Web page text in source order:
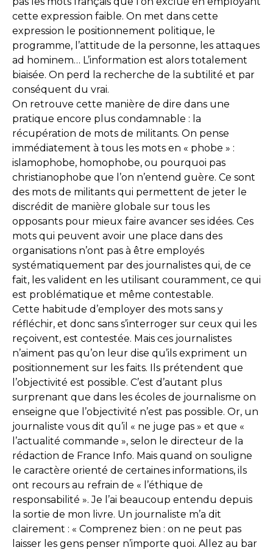
cette expression faible. On met dans cette
expression le positionnement politique, le
programme, l’attitude de la personne, les attaques
ad hominem… L’information est alors totalement
biaisée. On perd la recherche de la subtilité et par
conséquent du vrai.
On retrouve cette manière de dire dans une
pratique encore plus condamnable : la
récupération de mots de militants. On pense
immédiatement à tous les mots en « phobe » :
islamophobe, homophobe, ou pourquoi pas
christianophobe que l’on n’entend guère. Ce sont
des mots de militants qui permettent de jeter le
discrédit de manière globale sur tous les
opposants pour mieux faire avancer ses idées. Ces
mots qui peuvent avoir une place dans des
organisations n’ont pas à être employés
systématiquement par des journalistes qui, de ce
fait, les valident en les utilisant couramment, ce qui
est problématique et même contestable.
Cette habitude d’employer des mots sans y
réfléchir, et donc sans s’interroger sur ceux qui les
reçoivent, est contestée. Mais ces journalistes
n’aiment pas qu’on leur dise qu’ils expriment un
positionnement sur les faits. Ils prétendent que
l’objectivité est possible. C’est d’autant plus
surprenant que dans les écoles de journalisme on
enseigne que l’objectivité n’est pas possible. Or, un
journaliste vous dit qu’il « ne juge pas » et que «
l’actualité commande », selon le directeur de la
rédaction de France Info. Mais quand on souligne
le caractère orienté de certaines informations, ils
ont recours au refrain de « l’éthique de
responsabilité ». Je l’ai beaucoup entendu depuis
la sortie de mon livre. Un journaliste m’a dit
clairement : « Comprenez bien : on ne peut pas
laisser les gens penser n’importe quoi. Allez au bar